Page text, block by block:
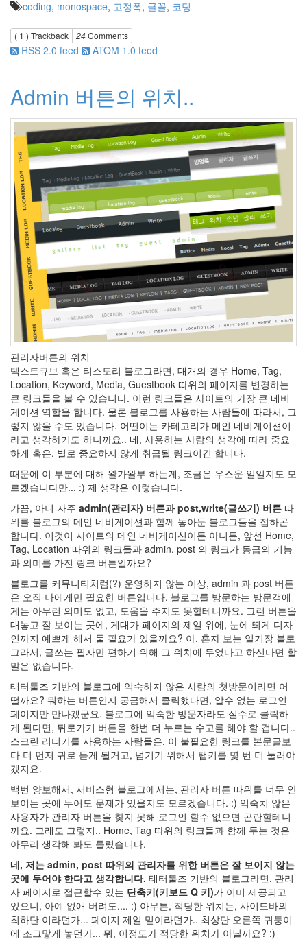
coding, monospace, 고정폭, 글꼴, 코딩
( 1 ) Trackback 24Comments
RSS 2.0 feed ATOM 1.0 feed
Admin 버튼의 위치..
관리자버튼의 위치
텍스트큐브 혹은 티스토리 블로그라면, 대개의 경우 Home, Tag,
Location, Keyword, Media, Guestbook 따위의 페이지를 변경하는
큰 링크들을 볼 수 있습니다. 이런 링크들은 사이트의 가장 큰 네비
게이션 역할을 합니다. 물론 블로그를 사용하는 사람들에 따라서, 그
렇지 않을 수도 있습니다. 어떤이는 카테고리가 메인 네비게이션이
라고 생각하기도 하니까요.. 네, 사용하는 사람의 생각에 따라 중요
하게 혹은, 별로 중요하지 않게 취급될 링크이긴 합니다.
때문에 이 부분에 대해 왈가왈부 하는게, 조금은 우스운 일일지도 모
르겠습니다만... :) 제 생각은 이렇습니다.
가끔, 아니 자주 admin(관리자) 버튼과 post,write(글쓰기) 버튼 따
위를 블로그의 메인 네비게이션과 함께 놓아둔 블로그들을 접하곤
합니다. 이것이 사이트의 메인 네비게이션이든 아니든, 앞선 Home,
Tag, Location 따위의 링크들과 admin, post 의 링크가 동급의 기능
과 의미를 가진 링크 버튼일까요?
블로그를 커뮤니티처럼(?) 운영하지 않는 이상, admin 과 post 버튼
은 오직 나에게만 필요한 버튼입니다. 블로그를 방문하는 방문객에
게는 아무런 의미도 없고, 도움을 주지도 못할테니까요. 그런 버튼을
대놓고 잘 보이는 곳에, 게대가 페이지의 제일 위에, 눈에 띄게 디자
인까지 예쁘게 해서 둘 필요가 있을까요? 아, 혼자 보는 일기장 블로
그라서, 글쓰는 필자만 편하기 위해 그 위치에 두었다고 하신다면 할
말은 없습니다.
태터툴즈 기반의 블로그에 익숙하지 않은 사람의 첫방문이라면 어
떨까요? 뭐하는 버튼인지 궁금해서 클릭했다면, 알수 없는 로그인
페이지만 만나겠군요. 블로그에 익숙한 방문자라도 실수로 클릭하
게 된다면, 뒤로가기 버튼을 한번 더 누르는 수고를 해야 할 겁니다..
스크린 리더기를 사용하는 사람들은, 이 불필요한 링크를 본문글보
다 더 먼저 귀로 듣게 될거고, 넘기기 위해서 탭키를 몇 번 더 눌러야
겠지요.
백번 양보해서, 서비스형 블로그에서는, 관리자 버튼 따위를 너무 안
보이는 곳에 두어도 문제가 있을지도 모르겠습니다. :) 익숙치 않은
사용자가 관리자 버튼을 찾지 못해 로그인 할수 없으면 곤란할테니
까요. 그래도 그렇지.. Home, Tag 따위의 링크들과 함께 두는 것은
아무리 생각해 봐도 틀렸습니다.
네, 저는 admin, post 따위의 관리자를 위한 버튼은 잘 보이지 않는
곳에 두어야 한다고 생각합니다. 태터툴즈 기반의 블로그라면, 관리
자 페이지로 접근할수 있는 단축키(키보드 Q 키)가 이미 제공되고
있으니, 아예 없애 버려도.... :) 아무튼, 적당한 위치는, 사이드바의
최하단 이라던가... 페이지 제일 밑이라던가.. 최상단 오른쪽 귀퉁이
에 조그맣게 놓던가... 뭐, 이정도가 적당한 위치가 아닐까요? :)
네
버
Birthday
개
봉
러
그
alive
Shawnna
다
양
동
근
pseudo
class
리
가
타
Vista
난
글
아
프
가
니
스
탄
오
늘
서
야
오
하
여
Die
Hard
Poll
석
테
참
치
VW2420H
업
그
레
이
드
브
라